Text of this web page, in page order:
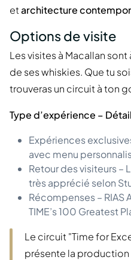
etarchitecture
Options de visite
Les visites à Macallan
de ses whiskies. Que tu
trouveras un circuit à ton
Type d’expérience –
Expériences
avec menu
Retour des visiteurs –
très apprécié selon
Récompenses – RIAS
TIME’s 100 Greatest
Le circuit "Time for
présente la